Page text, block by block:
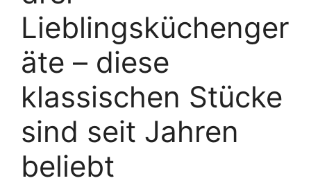
Lieblingsküchenger
äte – diese
klassischen Stücke
sind seit Jahren
beliebt